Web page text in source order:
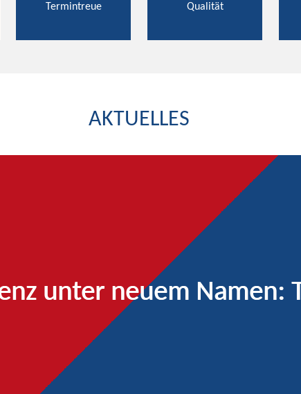
Termintreue
Qualität
AKTUELLES
unter neuem Namen: